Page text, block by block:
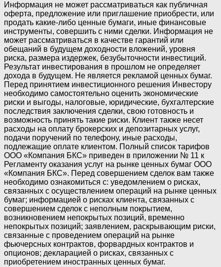
Информация не может рассматриваться как публичная
оферта, предложение или приглашение приобрести, или
продать какие-либо ценные бумаги, иные финансовые
инструменты, совершить с ними сделки. Информация не
может рассматриваться в качестве гарантий или
обещаний в будущем доходности вложений, уровня
риска, размера издержек, безубыточности инвестиций.
Результат инвестирования в прошлом не определяет
дохода в будущем. Не является рекламой ценных бумаг.
Перед принятием инвестиционного решения Инвестору
необходимо самостоятельно оценить экономические
риски и выгоды, налоговые, юридические, бухгалтерские
последствия заключения сделки, свою готовность и
возможность принять такие риски. Клиент также несет
расходы на оплату брокерских и депозитарных услуг,
подачи поручений по телефону, иные расходы,
подлежащие оплате клиентом. Полный список тарифов
ООО «Компания БКС» приведен в приложении № 11 к
Регламенту оказания услуг на рынке ценных бумаг ООО
«Компания БКС». Перед совершением сделок вам также
необходимо ознакомиться с: уведомлением о рисках,
связанных с осуществлением операций на рынке ценных
бумаг; информацией о рисках клиента, связанных с
совершением сделок с неполным покрытием,
возникновением непокрытых позиций, временно
непокрытых позиций; заявлением, раскрывающим риски,
связанные с проведением операций на рынке
фьючерсных контрактов, форвардных контрактов и
опционов; декларацией о рисках, связанных с
приобретением иностранных ценных бумаг.